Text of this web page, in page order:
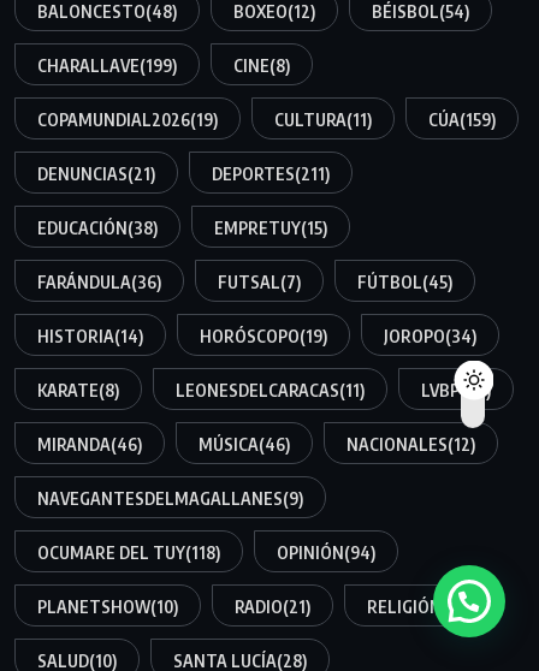
BALONCESTO(48) BOXEO(12) BÉISBOL(54)
CHARALLAVE(199) CINE(8)
COPAMUNDIAL2026(19) CULTURA(11) CÚA(159)
DENUNCIAS(21) DEPORTES(211)
EDUCACIÓN(38) EMPRETUY(15)
FARÁNDULA(36) FUTSAL(7) FÚTBOL(45)
HISTORIA(14) HORÓSCOPO(19) JOROPO(34)
KARATE(8) LEONESDELCARACAS(11) LVBP(34)
MIRANDA(46) MÚSICA(46) NACIONALES(12)
NAVEGANTESDELMAGALLANES(9)
OCUMARE DEL TUY(118) OPINIÓN(94)
PLANETSHOW(10) RADIO(21) RELIGIÓN (15)
SALUD(10) SANTA LUCÍA(28)